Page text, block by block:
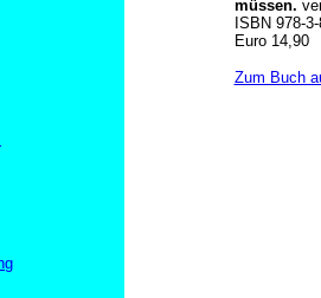
müssen.
ISBN 978-
Euro 14,90
Zum Buch